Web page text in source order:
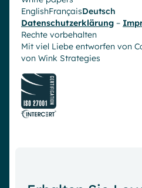
EnglishFrançaisDeutsch
Datenschutzerklärung –
Rechte vorbehalten
Mit viel Liebe entworfen von
von Wink Strategies